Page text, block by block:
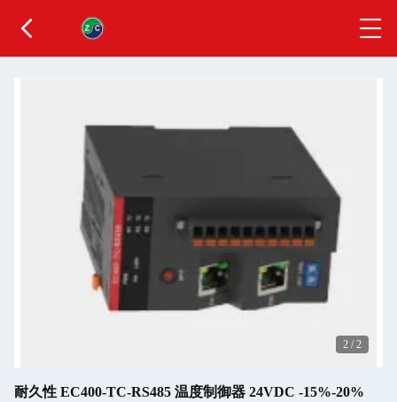
2 / 2
耐久性 EC400-TC-RS485 温度制御器 24VDC -15%-20%